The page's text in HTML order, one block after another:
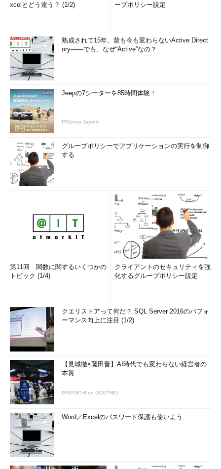
xcelとどう違う？ (1/2)
ープポリシー設定
熟成されて15年、昔も今も変わらないActive Direct
ory――でも、なぜ“Active”なの？
Jeepの7シーターを85時間体験！
PR(Jeep Japan)
グループポリシーでアプリケーションの実行を制御
する
第11回 関数に関するいくつかの
トピック (1/4)
クライアントのセキュリティを強
化するグループポリシー設定
クエリストアって何だ？ SQL Server 2016のパフォ
ーマンス向上に注目 (1/2)
【見城徹×藤田晋】AI時代でも変わらない経営者の
本質
PR(FINCHI on GOETHE)
Word／Excelのパスワード保護も使いよう